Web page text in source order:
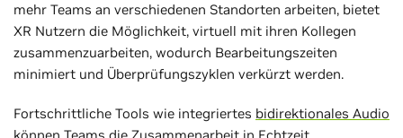
mehr Teams an verschiedenen Standorten arbeiten, bietet
XR Nutzern die Möglichkeit, virtuell mit ihren Kollegen
zusammenzuarbeiten, wodurch Bearbeitungszeiten
minimiert und Überprüfungszyklen verkürzt werden.
Fortschrittliche Tools wie integriertes bidirektionales Audio